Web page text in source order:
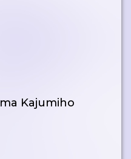
Kajumiho